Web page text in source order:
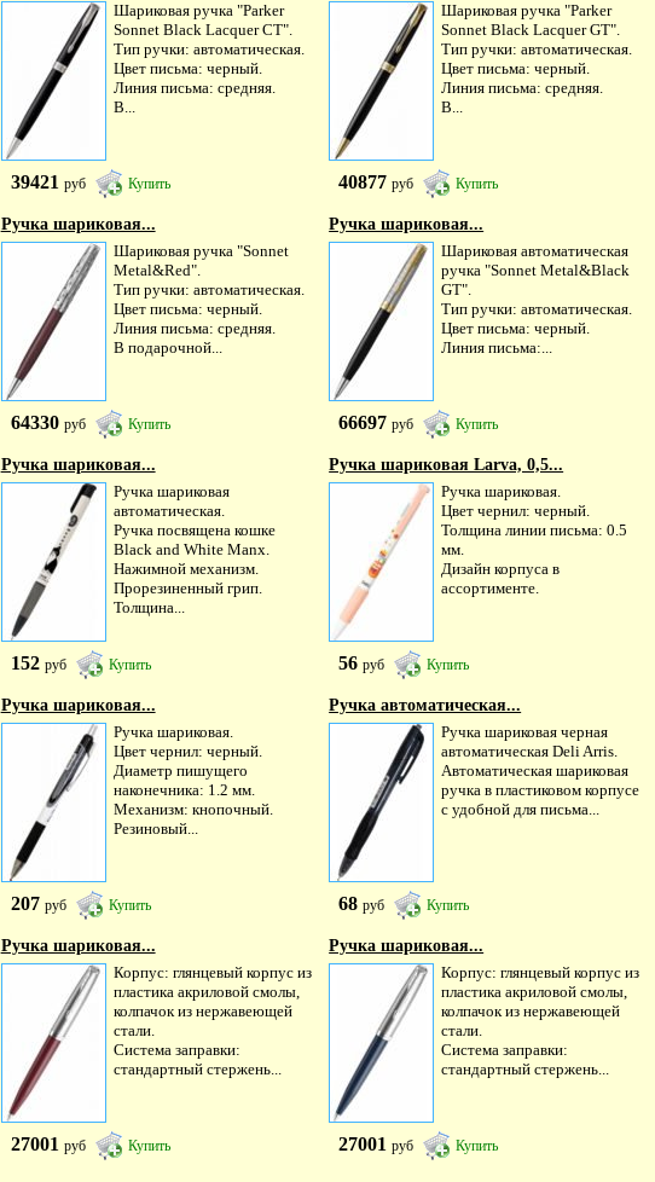
Шариковая ручка "Parker
Sonnet Black Lacquer CT".
Тип ручки: автоматическая.
Цвет письма: черный.
Линия письма: средняя.
В...
39421 руб Купить
Шариковая ручка "Parker
Sonnet Black Lacquer GT".
Тип ручки: автоматическая.
Цвет письма: черный.
Линия письма: средняя.
В...
40877руб Купить
Ручка шариковая...
Шариковая ручка "Sonnet
Metal&Red".
Тип ручки: автоматическая.
Цвет письма: черный.
Линия письма: средняя.
В подарочной...
64330 руб Купить
Ручка шариковая...
Шариковая автоматическая
ручка "Sonnet Metal&Black
GT".
Тип ручки: автоматическая.
Цвет письма: черный.
Линия письма:...
66697руб Купить
Ручка шариковая...
Ручка шариковая
автоматическая.
Ручка посвящена кошке
Black and White Manx.
Нажимной механизм.
Прорезиненный грип.
Толщина...
152 руб Купить
Ручка шариковая Larva, 0,5...
Ручка шариковая.
Цвет чернил: черный.
Толщина линии письма: 0.5
мм.
Дизайн корпуса в
ассортименте.
56руб Купить
Ручка шариковая...
Ручка шариковая.
Цвет чернил: черный.
Диаметр пишущего
наконечника: 1.2 мм.
Механизм: кнопочный.
Резиновый...
207 руб Купить
Ручка автоматическая...
Ручка шариковая черная
автоматическая Deli Arris.
Автоматическая шариковая
ручка в пластиковом корпусе
с удобной для письма...
68руб Купить
Ручка шариковая...
Корпус: глянцевый корпус из
пластика акриловой смолы,
колпачок из нержавеющей
стали.
Система заправки:
стандартный стержень...
27001 руб Купить
Ручка шариковая...
Корпус: глянцевый корпус из
пластика акриловой смолы,
колпачок из нержавеющей
стали.
Система заправки:
стандартный стержень...
27001руб Купить